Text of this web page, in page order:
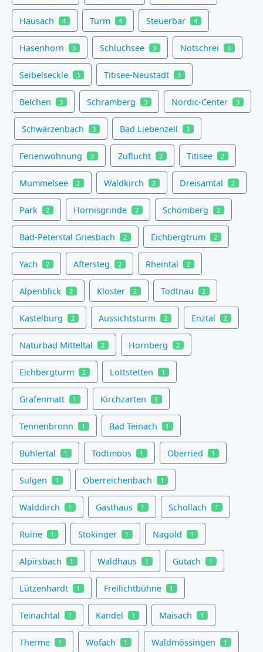
Hausach 4 Turm 4 Steuerbar 4
Hasenhorn 3 Schluchsee 3 Notschrei 3
Seibelseckle 3 Titisee-Neustadt 3
Belchen 3 Schramberg 3 Nordic-Center 3
Schwärzenbach 3 Bad Liebenzell 3
Ferienwohnung 3 Zuflucht 2 Titisee 2
Mummelsee 2 Waldkirch 2 Dreisamtal 2
Park 2 Hornisgrinde 2 Schömberg 2
Bad-Peterstal Griesbach 2 Eichbergtrum 2
Yach 2 Aftersteg 2 Rheintal 2
Alpenblick 2 Kloster 2 Todtnau 2
Kastelburg 2 Aussichtsturm 2 Enztal 2
Naturbad Mitteltal 2 Hornberg 2
Eichbergturm 2 Lottstetten 1
Grafenmatt 1 Kirchzarten 1
Tennenbronn 1 Bad Teinach 1
Bühlertal 1 Todtmoos 1 Oberried 1
Sulgen 1 Oberreichenbach 1
Walddirch 1 Gasthaus 1 Schollach 1
Ruine 1 Stokinger 1 Nagold 1
Alpirsbach 1 Waldhaus 1 Gutach 1
Lützenhardt 1 Freilichtbühne 1
Teinachtal 1 Kandel 1 Maisach 1
Therme 1 Wofach 1 Waldmössingen 1